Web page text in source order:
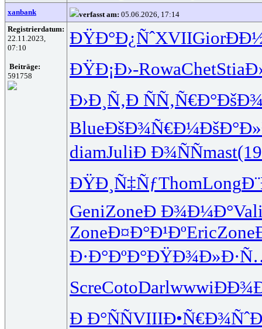
xanbank verfasst am: 05.06.2026, 17:14
Registrierdatum:
22.11.2023,
07:10
Beiträge:
591758
ÐŸÐ°Ð¿ÑˆXVIIGior
ÐŸÐ¡Ð›-RowaChetStia
Ð›Ð¸Ñ‚Ð ÑÑ‚Ñ€Ð°
BlueÐšÐ¾Ñ€Ð¼
diamJuliÐ Ð¾ÑÑmast
ÐŸÐ¸Ñ‡ÑƒThomLong
GeniZoneÐ Ð¾Ð¼Ð°
ZoneÐ¤Ð°Ð¹ÐºEricZone
Ð·Ð°ÐºÐ°ÐŸÐ¾Ð»Ð·
ScreCotoDarlwwwi
Ð Ð°ÑÑVIIIÐ•Ñ€Ð¾Ñˆ